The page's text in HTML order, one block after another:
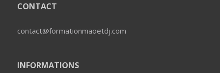
CONTACT
contact@formationmaoetdj.com
INFORMATIONS